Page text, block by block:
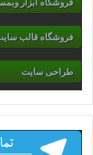
فروشگاه ابزار
فروشگاه قالب
طراحی سایت